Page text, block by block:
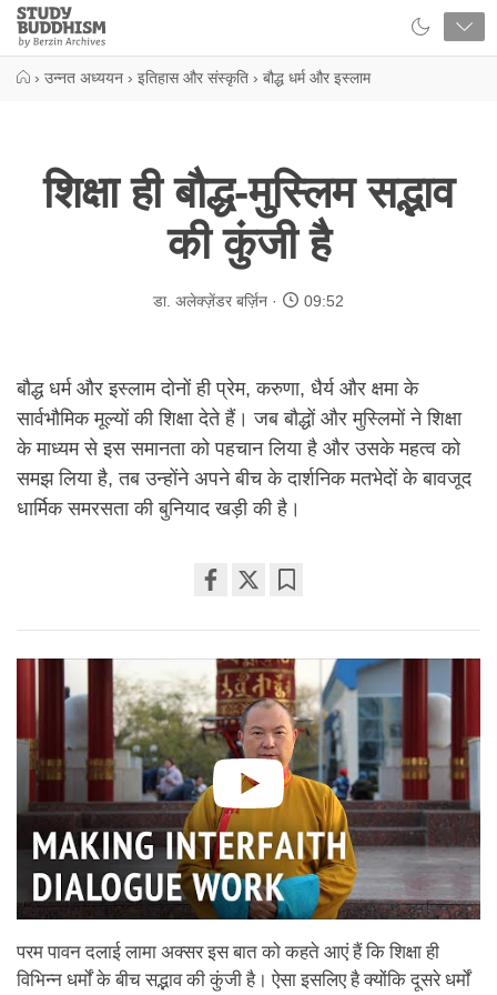
Close
Study
Buddhism
› उन्नत अध्ययन › इतिहास और संस्कृति › बौद्ध धर्म और इस्लाम
शिक्षा ही बौद्ध-मुस्लिम सद्भाव
की कुंजी है
डा. अलेक्ज़ेंडर बर्ज़िन 09:52
बौद्ध धर्म और इस्लाम दोनों ही प्रेम, करुणा, धैर्य और क्षमा के
सार्वभौमिक मूल्यों की शिक्षा देते हैं। जब बौद्धों और मुस्लिमों ने शिक्षा
के माध्यम से इस समानता को पहचान लिया है और उसके महत्व को
समझ लिया है, तब उन्होंने अपने बीच के दार्शनिक मतभेदों के बावजूद
धार्मिक समरसता की बुनियाद खड़ी की है।
on
facebook
परम पावन दलाई लामा अक्सर इस बात को कहते आएं हैं कि शिक्षा ही
विभिन्न धर्मों के बीच सद्भाव की कुंजी है। ऐसा इसलिए है क्योंकि दूसरे धर्मों